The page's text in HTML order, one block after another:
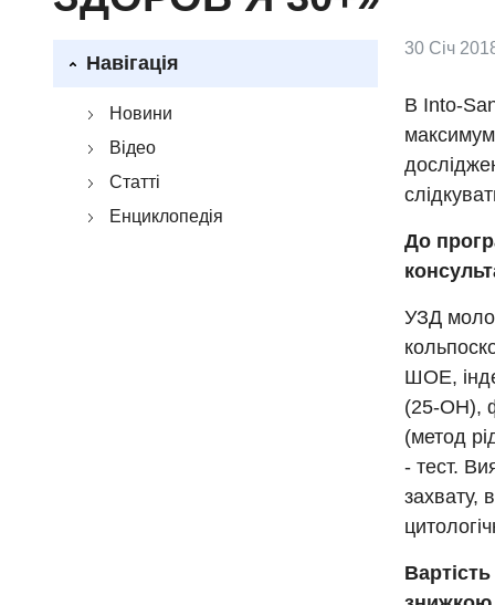
Навігація
Новини
Відео
Статті
Енциклопедія
30 Січ
В Into-
максимум
До
УЗД
ШОЕ,
(25-OH),
(метод
- тест.
захвату,